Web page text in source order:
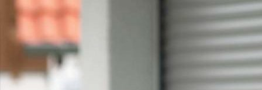
Skip
content